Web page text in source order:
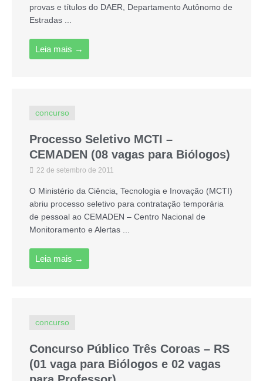
provas e títulos do DAER, Departamento Autônomo de
Estradas ...
Leia mais →
concurso
Processo Seletivo MCTI –
CEMADEN (08 vagas para Biólogos)
22 de setembro de 2011
O Ministério da Ciência, Tecnologia e Inovação (MCTI)
abriu processo seletivo para contratação temporária
de pessoal ao CEMADEN – Centro Nacional de
Monitoramento e Alertas ...
Leia mais →
concurso
Concurso Público Três Coroas – RS
(01 vaga para Biólogos e 02 vagas